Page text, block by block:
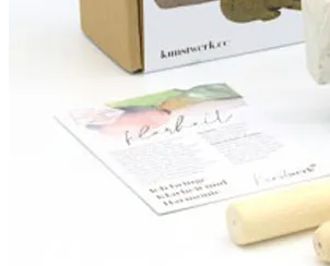
Sandali
Copati
Dežni škornji
Obutev za prve korake
Gležnarji
Zimski škornji
Nogavice
Dodatki in nega čevljev